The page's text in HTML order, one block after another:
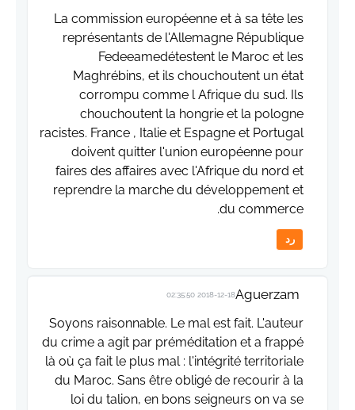
La commission européenne et à sa tête les
représentants de l'Allemagne République
Fedeeamedétestent le Maroc et les
Maghrébins, et ils chouchoutent un état
corrompu comme l Afrique du sud. Ils
chouchoutent la hongrie et la pologne
racistes. France , Italie et Espagne et Portugal
doivent quitter l'union européenne pour
faires des affaires avec l'Afrique du nord et
reprendre la marche du développement et
du commerce.
رد
Aguerzam
2018-12-18 02:35:50
Soyons raisonnable. Le mal est fait. L'auteur
du crime a agit par préméditation et a frappé
là où ça fait le plus mal : l'intégrité territoriale
du Maroc. Sans être obligé de recourir à la
loi du talion, en bons seigneurs on va se